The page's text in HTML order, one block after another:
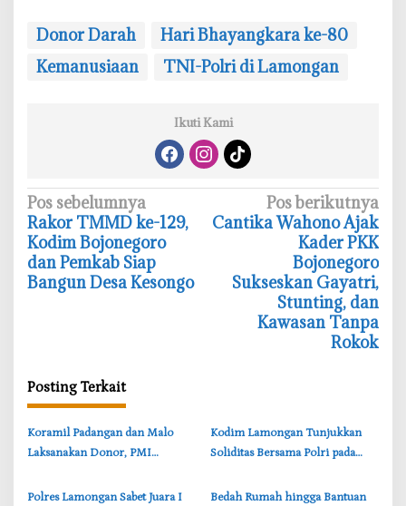
Donor Darah
Hari Bhayangkara ke-80
Kemanusiaan
TNI-Polri di Lamongan
Ikuti Kami
N
a
v
i
i
p
o
s
Pos sebelumnya
‎Rakor TMMD ke-129,
Kodim Bojonegoro
dan Pemkab Siap
Bangun Desa Kesongo
Pos berikutnya
‎Cantika Wahono Ajak
Kader PKK
Bojonegoro
Sukseskan Gayatri,
Stunting, dan
Kawasan Tanpa
Rokok
Posting Terkait
‎Koramil Padangan dan Malo
Laksanakan Donor, PMI
Darah
‎Kodim Lamongan Tunjukkan
Soliditas Bersama Polri pada
ke-80
‎Polres Lamongan Sabet Juara I
‎Bedah Rumah hingga Bantuan